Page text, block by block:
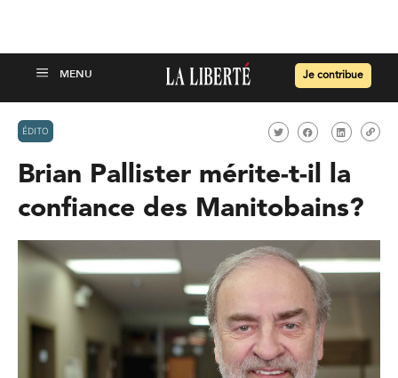
Je contribue
ÉDITO
Brian Pallister mérite-t-il la
confiance des Manitobains?